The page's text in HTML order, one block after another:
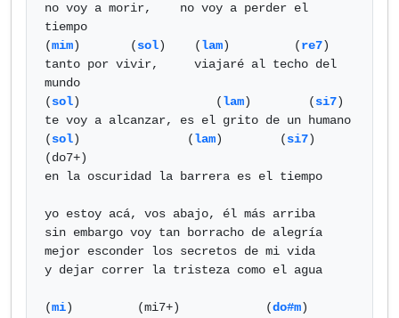
no voy a morir,    no voy a perder el
tiempo
(mim)       (sol)    (lam)         (re7)
tanto por vivir,     viajaré al techo del
mundo
(sol)                   (lam)        (si7)
te voy a alcanzar, es el grito de un humano
(sol)               (lam)        (si7)
(do7+)
en la oscuridad la barrera es el tiempo
yo estoy acá, vos abajo, él más arriba
sin embargo voy tan borracho de alegría
mejor esconder los secretos de mi vida
y dejar correr la tristeza como el agua
(mi)         (mi7+)            (do#m)